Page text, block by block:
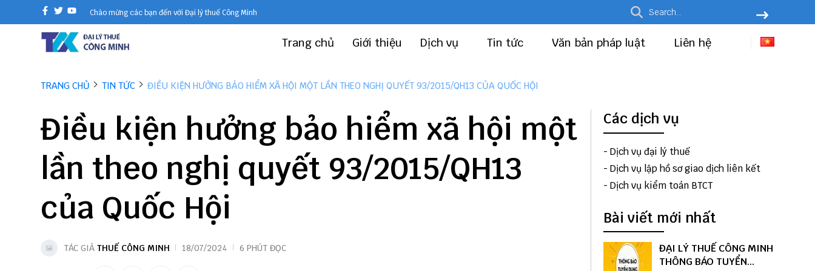
Chào mừng các bạn đến với Đại lý thuế Công Minh
Trang chủ Giới thiệu Dịch vụ Tin tức Văn bản pháp luật Liên hệ
TRANG CHỦ TIN TỨC ĐIỀU KIỆN HƯỞNG BẢO HIỂM XÃ HỘI MỘT LẦN THEO NGHỊ QUYẾT 93/2015/QH13 CỦA QUỐC HỘI
Điều kiện hưởng bảo hiểm xã hội một
lần theo nghị quyết 93/2015/QH13
của Quốc Hội
TÁC GIẢ THUẾ CÔNG MINH 18/07/2024 6 PHÚT ĐỌC
Các dịch vụ
- Dịch vụ đại lý thuế
- Dịch vụ lập hồ sơ giao dịch liên kết
- Dịch vụ kiểm toán BTCT
Bài viết mới nhất
ĐẠI LÝ THUẾ CÔNG MINH
THÔNG BÁO TUYỂN